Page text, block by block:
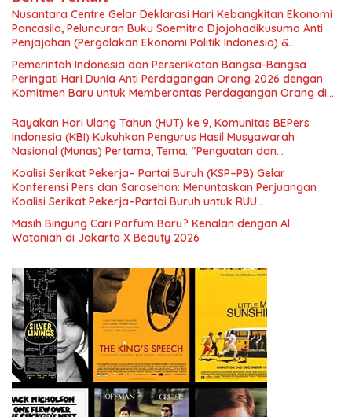
Nusantara Centre Gelar Deklarasi Hari Kebangkitan Ekonomi
Pancasila, Peluncuran Buku Soemitro Djojohadikusumo Anti
Penjajahan (Pergolakan Ekonomi Politik Indonesia) &
Simposium Nasional “Urgensi Undang-Undang Perekonomian
Nasional dan Kesejahteraan Sosial dalam Menata Bangsa
Menuju Indonesia Emas 2045”,
Pemerintah Indonesia dan Perserikatan Bangsa-Bangsa
Peringati Hari Dunia Anti Perdagangan Orang 2026 dengan
Komitmen Baru untuk Memberantas Perdagangan Orang di
Rayakan Hari Ulang Tahun (HUT) ke 9, Komunitas BEPers
Indonesia (KBI) Kukuhkan Pengurus Hasil Musyawarah
Nasional (Munas) Pertama, Tema: “Penguatan dan
Pengembangan Organisasi KBI yang Berbasis Riset di seluruh
Indonesia dan Mancanegara”.
Koalisi Serikat Pekerja– Partai Buruh (KSP–PB) Gelar
Konferensi Pers dan Sarasehan: Menuntaskan Perjuangan
Koalisi Serikat Pekerja–Partai Buruh untuk RUU
Ketenagakerjaan Baru.
Masih Bingung Cari Parfum Baru? Kenalan dengan Al
Wataniah di Jakarta X Beauty 2026